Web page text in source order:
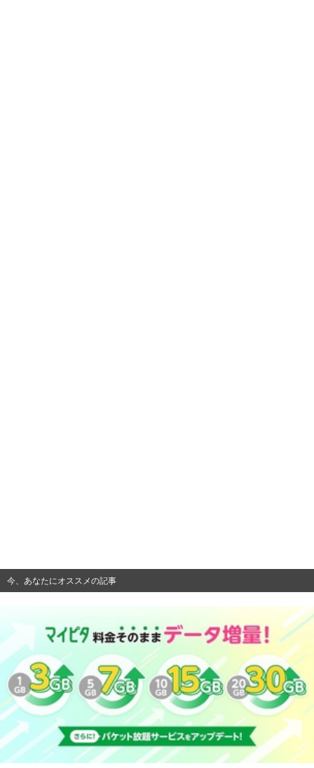
今、あなたにオススメの記事